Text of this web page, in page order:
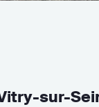
sur-